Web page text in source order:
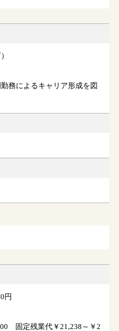
よるキャリア形成を図
円
固定残業代￥21,238～￥2